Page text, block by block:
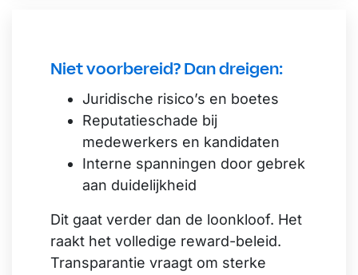
Niet voorbereid? Dan dreigen:
Juridische risico’s en boetes
Reputatieschade bij
medewerkers en kandidaten
Interne spanningen door gebrek
aan duidelijkheid
Dit gaat verder dan de loonkloof. Het
raakt het volledige reward-beleid.
Transparantie vraagt om sterke